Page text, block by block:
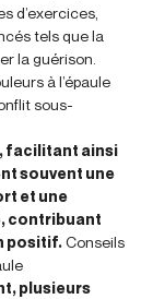
d’exercices,
tels que la
la guérison.
à l’épaule
sous-
facilitant ainsi
souvent une
et une
contribuant
positif.Conseils
plusieurs